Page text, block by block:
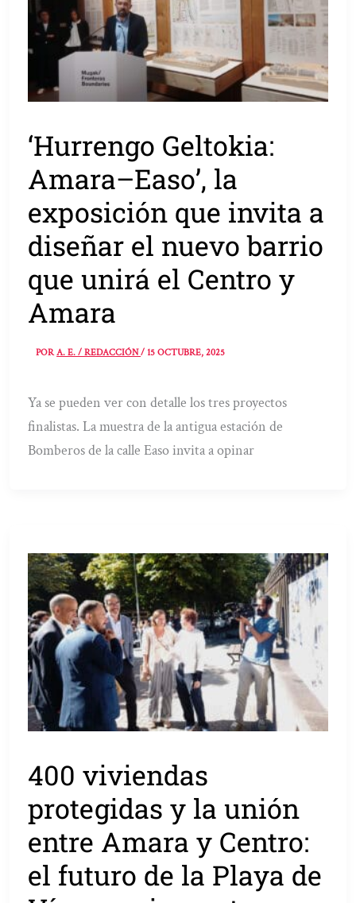
‘Hurrengo Geltokia:
Amara–Easo’, la
exposición que invita a
diseñar el nuevo barrio
que unirá el Centro y
Amara
PORA. E. / REDACCIÓN/15 OCTUBRE, 2025
Ya se pueden ver con detalle los tres proyectos
finalistas. La muestra de la antigua estación de
Bomberos de la calle Easo invita a opinar
400 viviendas
protegidas y la unión
entre Amara y Centro:
el futuro de la Playa de